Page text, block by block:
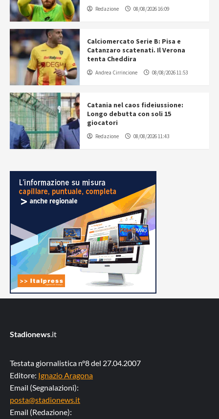
Redazione 08/08/2026 16:09
Calciomercato Serie B: Pisa e
Catanzaro scatenati. Il Verona
tenta Cheddira
Andrea Cirrincione 08/08/2026 11:53
Catania nel caos fideiussione:
Longo debutta con soli 15
giocatori
Redazione 08/08/2026 11:43
Stadionews.it
Testata giornalistica n°8 del 27.04.2007
Editore: Ignazio Aragona
Email (Segnalazioni):
posta@stadionews.it
Email (Redazione):